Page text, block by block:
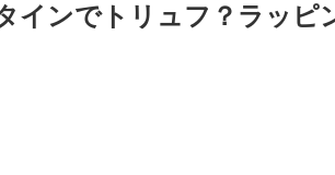
インでトリュフ？ラッピ